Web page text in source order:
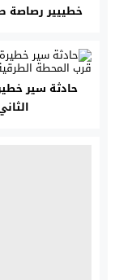
خطييير رصاصة
حادثة سير